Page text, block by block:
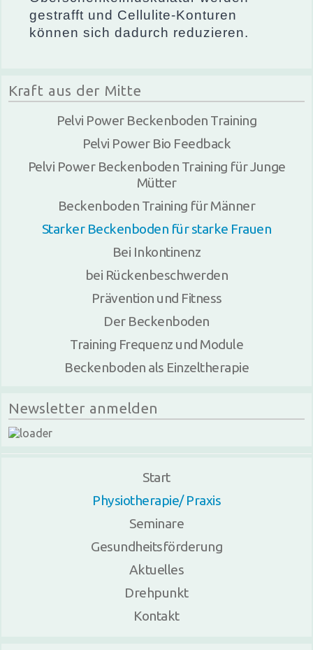
gestrafft und Cellulite-Konturen
können sich dadurch reduzieren.
Kraft aus der Mitte
Pelvi Power Beckenboden Training
Pelvi Power Bio Feedback
Pelvi Power Beckenboden Training für Junge
Mütter
Beckenboden Training für Männer
Starker Beckenboden für starke Frauen
Bei Inkontinenz
bei Rückenbeschwerden
Prävention und Fitness
Der Beckenboden
Training Frequenz und Module
Beckenboden als Einzeltherapie
Newsletter anmelden
Start
Physiotherapie/ Praxis
Seminare
Gesundheitsförderung
Aktuelles
Drehpunkt
Kontakt